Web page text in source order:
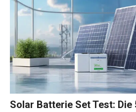
Solar Batterie Set Test: Die